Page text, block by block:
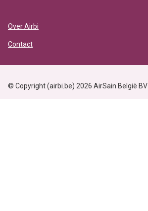
Over Airbi
Contact
© Copyright (airbi.be) 2026 AirSain België BV